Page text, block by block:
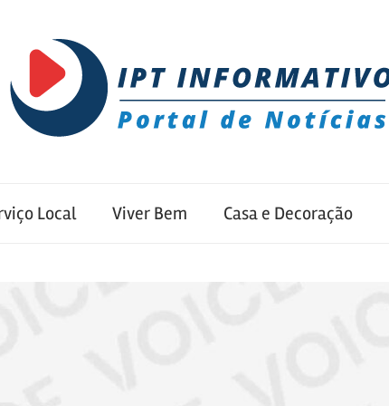
Local Viver Bem Casa e Decoração